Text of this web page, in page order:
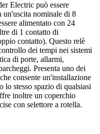
Electric può essere
un'uscita nominale di 8
alimentato con 24
di 1 contatto di
contatto). Questo relè
dei tempi nei sistemi
di porte, allarmi,
Presenta uno dei
consente un'installazione
stesso spazio di qualsiasi
inoltre un coperchio
con selettore a rotella.